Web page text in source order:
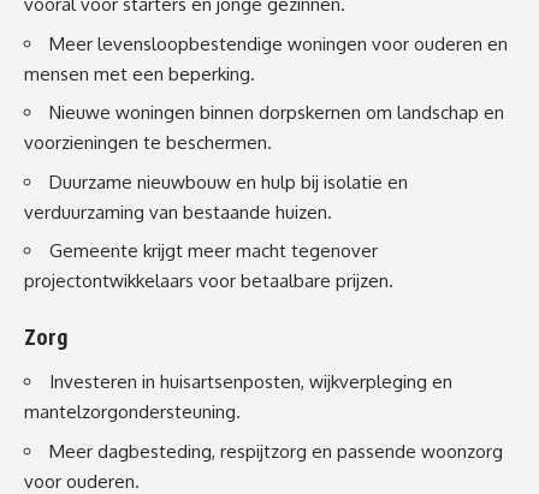
Meer levensloopbestendige woningen voor ouderen en
mensen met een beperking.
Nieuwe woningen binnen dorpskernen om landschap en
voorzieningen te beschermen.
Duurzame nieuwbouw en hulp bij isolatie en
verduurzaming van bestaande huizen.
Gemeente krijgt meer macht tegenover
projectontwikkelaars voor betaalbare prijzen.
Zorg
Investeren in huisartsenposten, wijkverpleging en
mantelzorgondersteuning.
Meer dagbesteding, respijtzorg en passende woonzorg
voor ouderen.